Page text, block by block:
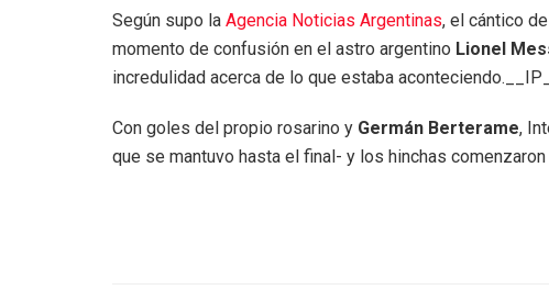
Según supo la Agencia Noticias Argentinas, el cántico
momento de confusión en el astro argentino Lionel
incredulidad acerca de lo que estaba
Con goles del propio rosarino y Germán Berterame,
que se mantuvo hasta el final- y los hinchas comenzaron